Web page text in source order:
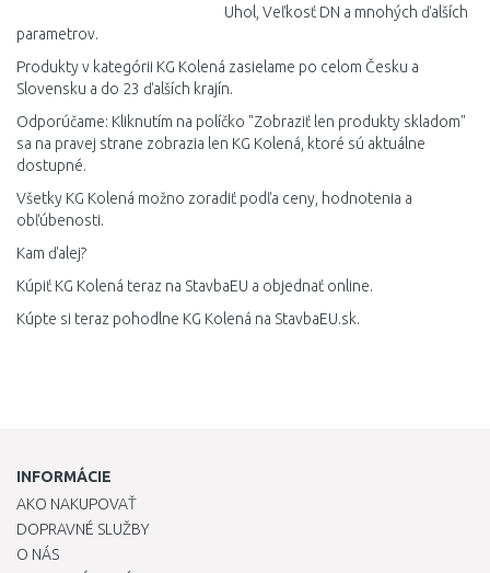
Uhol, Veľkosť DN a mnohých ďalších
parametrov.
Produkty v kategórii KG Kolená zasielame po celom Česku a
Slovensku a do 23 ďalších krajín.
Odporúčame: Kliknutím na políčko "Zobraziť len produkty skladom"
sa na pravej strane zobrazia len KG Kolená, ktoré sú aktuálne
dostupné.
Všetky KG Kolená možno zoradiť podľa ceny, hodnotenia a
obľúbenosti.
Kam ďalej?
Kúpiť KG Kolená teraz na StavbaEU a objednať online.
Kúpte si teraz pohodlne KG Kolená na StavbaEU.sk.
INFORMÁCIE
AKO NAKUPOVAŤ
DOPRAVNÉ SLUŽBY
O NÁS